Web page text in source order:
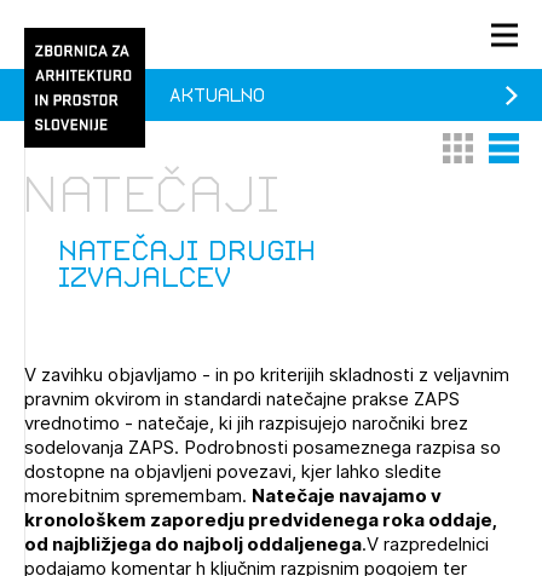
PRIJAVA
KONTAKT
Aktualno
Članstvo
O ZAPS
1/1
Pozdravljeni
PRIJAVITE SE
Thumbnail
List
natečaji drugih
izvajalcev
Natečaji
V zavihku objavljamo - in po kriterijih skladnosti z veljavnim
pravnim okvirom in standardi natečajne prakse ZAPS
vrednotimo - natečaje, ki jih razpisujejo naročniki brez
sodelovanja ZAPS. Podrobnosti posameznega razpisa so
dostopne na objavljeni povezavi, kjer lahko sledite
morebitnim spremembam. Natečaje navajamo v
kronološkem zaporedju predvidenega roka oddaje,
od najbližjega do najbolj oddaljenega.V razpredelnici
podajamo komentar h ključnim razpisnim pogojem ter
Aktualno
1/2
Prijava na novičnik
Novičnike vam bomo pošiljali na vaš elektronski naslov.
Mesečni novičnik
Novičnik izobraževanj
Novičnik natečajev